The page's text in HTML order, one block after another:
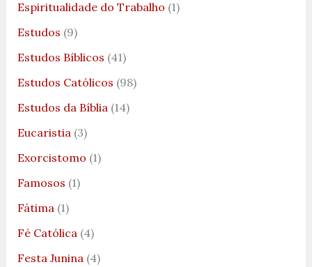
Espiritualidade do Trabalho (1)
Estudos (9)
Estudos Bíblicos (41)
Estudos Católicos (98)
Estudos da Bíblia(14)
Eucaristia(3)
Exorcistomo (1)
Famosos (1)
Fátima(1)
Fé Católica(4)
Festa Junina(4)